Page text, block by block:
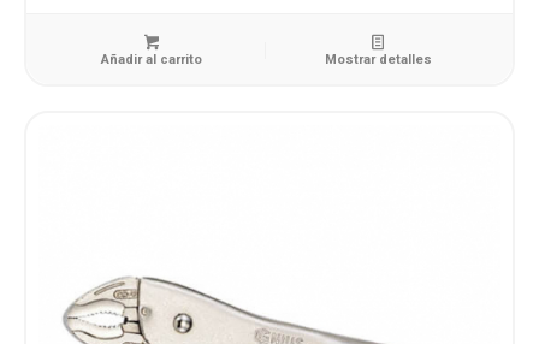
Añadir al carrito Mostrar detalles